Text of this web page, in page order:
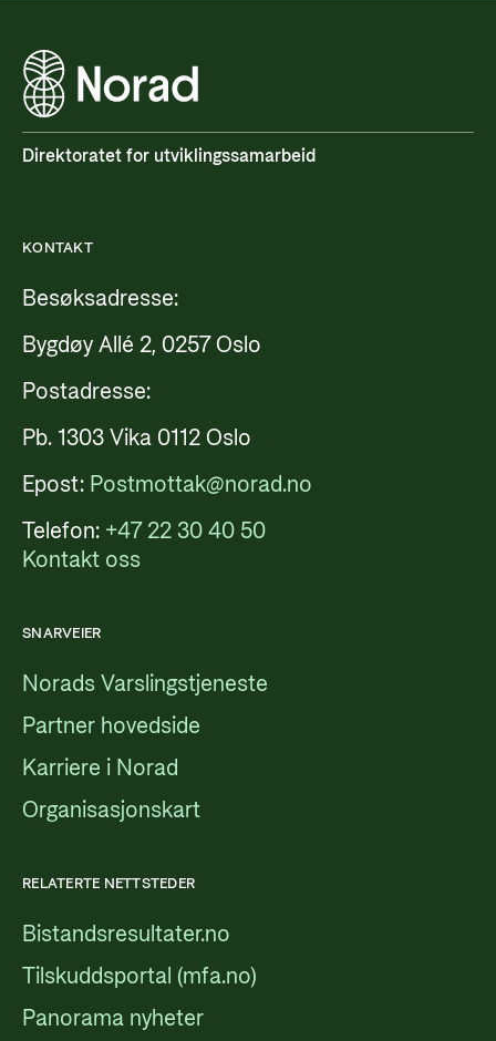
Direktoratet for utviklingssamarbeid
KONTAKT
Besøksadresse:
Bygdøy Allé 2, 0257 Oslo
Postadresse:
Pb. 1303 Vika 0112 Oslo
Epost: Postmottak@norad.no
Telefon: +47 22 30 40 50
Kontakt oss
SNARVEIER
Norads Varslingstjeneste
Partner hovedside
Karriere i Norad
Organisasjonskart
RELATERTE NETTSTEDER
Bistandsresultater.no
Tilskuddsportal (mfa.no)
Panorama nyheter